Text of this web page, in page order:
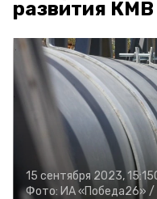
развития КМВ
15 сентября 2023, 15:15
Фото: ИА «Победа26» /